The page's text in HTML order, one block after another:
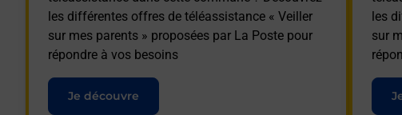
les différentes offres de téléassistance « Veiller
sur mes parents » proposées par La Poste pour
répondre à vos besoins
Je découvre
les
sur